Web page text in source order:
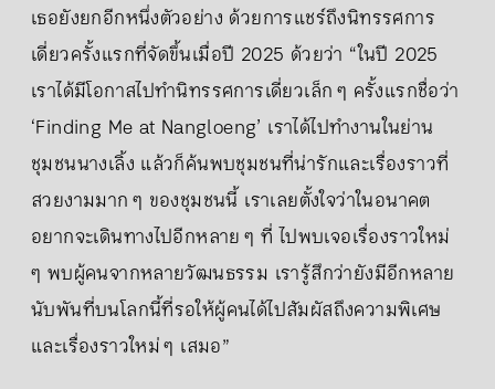
เธอยังยกอีกหนึ่งตัวอย่าง ด้วยการแชร์ถึงนิทรรศการ
เดี่ยวครั้งแรกที่จัดขึ้นเมื่อปี 2025 ด้วยว่า “ในปี 2025
เราได้มีโอกาสไปทำนิทรรศการเดี่ยวเล็ก ๆ ครั้งแรกชื่อว่า
‘Finding Me at Nangloeng’ เราได้ไปทำงานในย่าน
ชุมชนนางเลิ้ง แล้วก็ค้นพบชุมชนที่น่ารักและเรื่องราวที่
สวยงามมาก ๆ ของชุมชนนี้ เราเลยตั้งใจว่าในอนาคต
อยากจะเดินทางไปอีกหลาย ๆ ที่ ไปพบเจอเรื่องราวใหม่
ๆ พบผู้คนจากหลายวัฒนธรรม เรารู้สึกว่ายังมีอีกหลาย
นับพันที่บนโลกนี้ที่รอให้ผู้คนได้ไปสัมผัสถึงความพิเศษ
และเรื่องราวใหม่ ๆ เสมอ”